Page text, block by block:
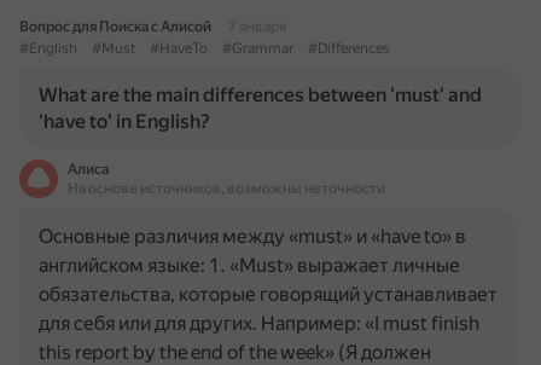
Вопрос для Поиска с Алисой
7 января
#English
#Must #HaveTo #Grammar #Differences
What are the main differences between 'must' and
'have to' in English?
Алиса
На основе источников, возможны неточности
Основные различия между «must» и «have to» в
английском языке: 1. «Must» выражает личные
обязательства, которые говорящий устанавливает
для себя или для других. Например: «I must finish
this report by the end of the week» (Я должен